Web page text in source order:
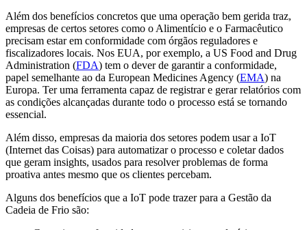
Além dos benefícios concretos que uma operação bem gerida traz,
empresas de certos setores como o Alimentício e o Farmacêutico
precisam estar em conformidade com órgãos reguladores e
fiscalizadores locais. Nos EUA, por exemplo, a US Food and Drug
Administration (FDA) tem o dever de garantir a conformidade,
papel semelhante ao da European Medicines Agency (EMA) na
Europa. Ter uma ferramenta capaz de registrar e gerar relatórios com
as condições alcançadas durante todo o processo está se tornando
essencial.
Além disso, empresas da maioria dos setores podem usar a IoT
(Internet das Coisas) para automatizar o processo e coletar dados
que geram insights, usados para resolver problemas de forma
proativa antes mesmo que os clientes percebam.
Alguns dos benefícios que a IoT pode trazer para a Gestão da
Cadeia de Frio são: